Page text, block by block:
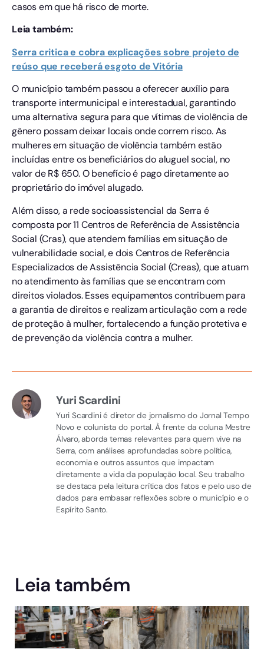
casos em que há risco de morte.
Leia também:
Serra critica e cobra explicações sobre projeto de
reúso que receberá esgoto de Vitória
O município também passou a oferecer auxílio para
transporte intermunicipal e interestadual, garantindo
uma alternativa segura para que vítimas de violência de
gênero possam deixar locais onde correm risco. As
mulheres em situação de violência também estão
incluídas entre os beneficiários do aluguel social, no
valor de R$ 650. O benefício é pago diretamente ao
proprietário do imóvel alugado.
Além disso, a rede socioassistencial da Serra é
composta por 11 Centros de Referência de Assistência
Social (Cras), que atendem famílias em situação de
vulnerabilidade social, e dois Centros de Referência
Especializados de Assistência Social (Creas), que atuam
no atendimento às famílias que se encontram com
direitos violados. Esses equipamentos contribuem para
a garantia de direitos e realizam articulação com a rede
de proteção à mulher, fortalecendo a função protetiva e
de prevenção da violência contra a mulher.
Yuri Scardini
Yuri Scardini é diretor de jornalismo do Jornal Tempo
Novo e colunista do portal. À frente da coluna Mestre
Álvaro, aborda temas relevantes para quem vive na
Serra, com análises aprofundadas sobre política,
economia e outros assuntos que impactam
diretamente a vida da população local. Seu trabalho
se destaca pela leitura crítica dos fatos e pelo uso de
dados para embasar reflexões sobre o município e o
Espírito Santo.
Leia também